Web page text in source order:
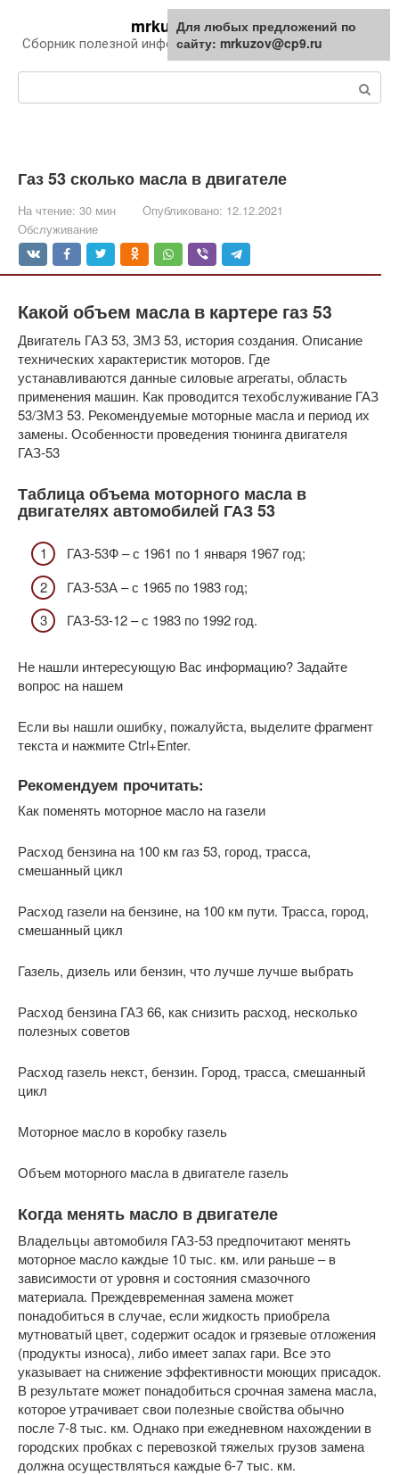
контенту
mrkuzov.ru
Сборник полезной информации про автомобили
Газ 53 сколько масла в двигателе
На чтение: 30 мин Опубликовано: 12.12.2021
Обслуживание
Какой объем масла в картере газ 53
Двигатель ГАЗ 53, ЗМЗ 53, история создания. Описание
технических характеристик моторов. Где
устанавливаются данные силовые агрегаты, область
применения машин. Как проводится техобслуживание ГАЗ
53/ЗМЗ 53. Рекомендуемые моторные масла и период их
замены. Особенности проведения тюнинга двигателя
ГАЗ-53
Таблица объема моторного масла в
двигателях автомобилей ГАЗ 53
ГАЗ-53Ф – с 1961 по 1 января 1967 год;
ГАЗ-53А – с 1965 по 1983 год;
ГАЗ-53-12 – с 1983 по 1992 год.
Не нашли интересующую Вас информацию? Задайте
вопрос на нашем
Если вы нашли ошибку, пожалуйста, выделите фрагмент
текста и нажмите Ctrl+Enter.
Рекомендуем прочитать:
Как поменять моторное масло на газели
Расход бензина на 100 км газ 53, город, трасса,
смешанный цикл
Расход газели на бензине, на 100 км пути. Трасса, город,
смешанный цикл
Газель, дизель или бензин, что лучше лучше выбрать
Расход бензина ГАЗ 66, как снизить расход, несколько
полезных советов
Расход газель некст, бензин. Город, трасса, смешанный
цикл
Моторное масло в коробку газель
Объем моторного масла в двигателе газель
Когда менять масло в двигателе
Владельцы автомобиля ГАЗ-53 предпочитают менять
моторное масло каждые 10 тыс. км. или раньше – в
зависимости от уровня и состояния смазочного
материала. Преждевременная замена может
понадобиться в случае, если жидкость приобрела
мутноватый цвет, содержит осадок и грязевые отложения
(продукты износа), либо имеет запах гари. Все это
указывает на снижение эффективности моющих присадок.
В результате может понадобиться срочная замена масла,
которое утрачивает свои полезные свойства обычно
после 7-8 тыс. км. Однако при ежедневном нахождении в
городских пробках с перевозкой тяжелых грузов замена
должна осуществляться каждые 6-7 тыс. км.
Для любых предложений по
сайту: mrkuzov@cp9.ru
Для любых предложений по
сайту: mrkuzov@cp9.ru